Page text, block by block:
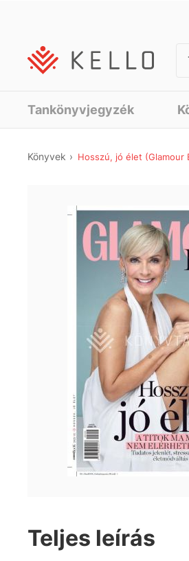
Tankönyvjegyzék
Könyvek Hosszú, jó élet (Glamour
Teljes leírás